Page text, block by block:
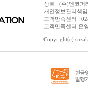
상호 : (주)엔코퍼
개인정보관리책
고객만족센터 :
고객만족센터 운
Copyright(c)